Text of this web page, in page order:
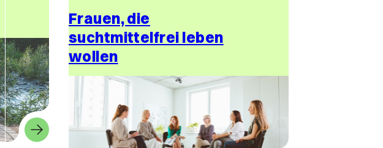
Frauen, die
suchtmittelfrei leben
wollen